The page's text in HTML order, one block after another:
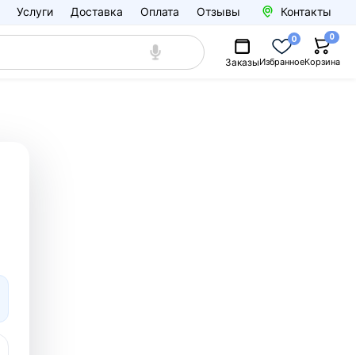
Услуги Доставка Оплата Отзывы Контакты
ЗаказыИзбранное
0
Корзина
0